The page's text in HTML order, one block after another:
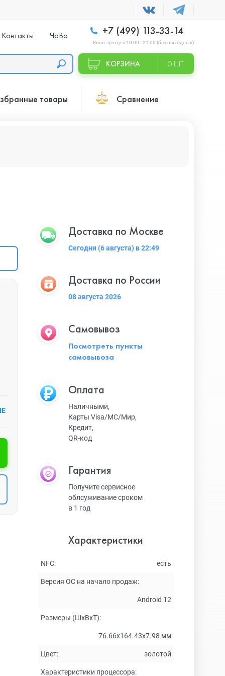
Контакты ЧаВо +7 (499) 113-33-14
Колл -центр с 10:00 - 21:00 (без выходных)
КОРЗИНА 0 ШТ
товары Сравнение
Доставка по Москве
Сегодня (6 августа) в 22:49
Доставка по России
08 августа 2026
Самовывоз
Посмотреть пункты
самовывоза
Оплата
Наличными,
Карты Visa/MC/Мир,
Кредит,
QR-код
Гарантия
Получите сервисное
облсуживание сроком
в 1 год
Характеристики
NFC: есть
Версия ОС на начало продаж:
Android 12
Размеры (ШxВxТ):
76.66x164.43x7.98 мм
Цвет: золотой
Характеристики процессора: